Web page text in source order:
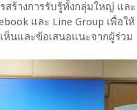
สร้างการรับรู้ทั้งกลุ่มใหญ่ และ
และ Line Group เพื่อให้
ห็นและข้อเสนอแนะจากผู้ร่วม